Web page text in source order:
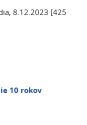
8.12.2023 [425
10 rokov